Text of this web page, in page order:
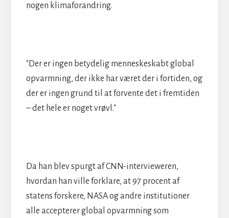
nogen klimaforandring.
"Der er ingen betydelig menneskeskabt global
opvarmning, der ikke har været der i fortiden, og
der er ingen grund til at forvente det i fremtiden
– det hele er noget vrøvl."
Da han blev spurgt af CNN-intervieweren,
hvordan han ville forklare, at 97 procent af
statens forskere, NASA og andre institutioner
alle accepterer global opvarmning som